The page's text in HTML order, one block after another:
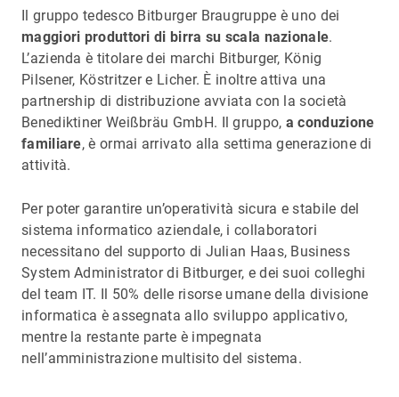
Il gruppo tedesco Bitburger Braugruppe è uno dei
maggiori produttori di birra su scala nazionale.
L’azienda è titolare dei marchi Bitburger, König
Pilsener, Köstritzer e Licher. È inoltre attiva una
partnership di distribuzione avviata con la società
Benediktiner Weißbräu GmbH. Il gruppo, a conduzione
familiare, è ormai arrivato alla settima generazione di
attività.
Per poter garantire un’operatività sicura e stabile del
sistema informatico aziendale, i collaboratori
necessitano del supporto di Julian Haas, Business
System Administrator di Bitburger, e dei suoi colleghi
del team IT. Il 50% delle risorse umane della divisione
informatica è assegnata allo sviluppo applicativo,
mentre la restante parte è impegnata
nell’amministrazione multisito del sistema.